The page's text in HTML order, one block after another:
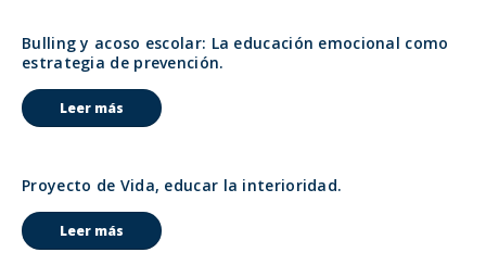
Bulling y acoso escolar: La educación emocional como
estrategia de prevención.
Leer más
Proyecto de Vida, educar la interioridad.
Leer más